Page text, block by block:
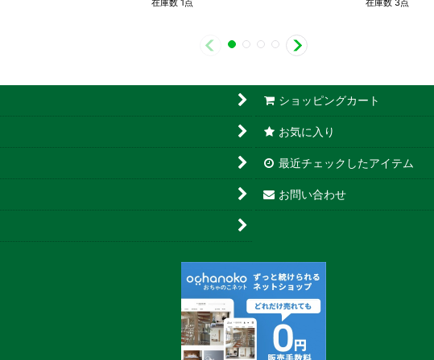
在庫数 1点 在庫数 3点
ショッピングカート
お気に入り
最近チェックしたアイテム
お問い合わせ